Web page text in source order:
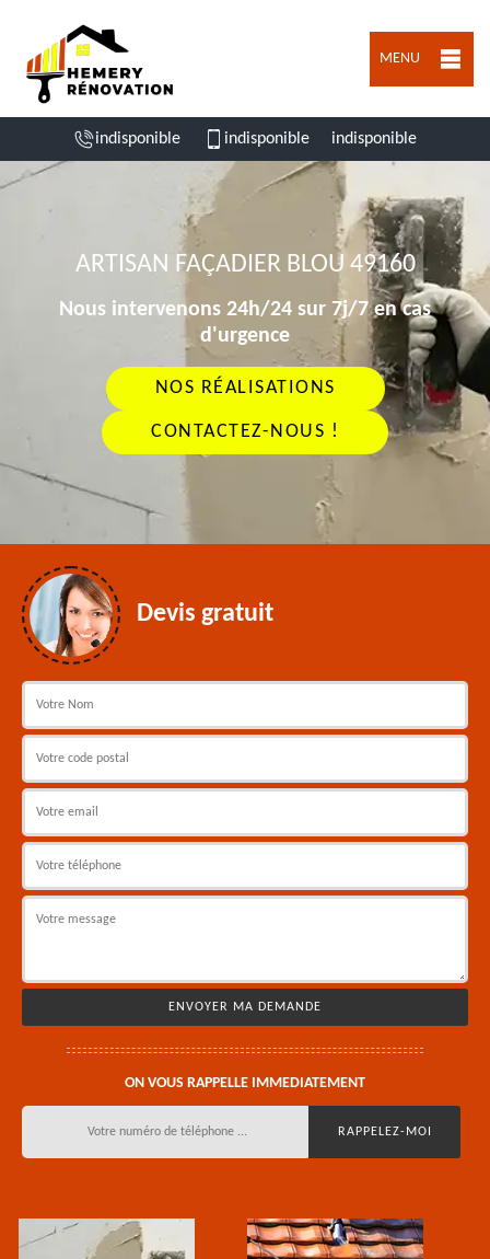
MENU
indisponible indisponible indisponible
ARTISAN FAÇADIER BLOU 49160
Nous intervenons 24h/24 sur 7j/7 en cas
d'urgence
NOS RÉALISATIONS
CONTACTEZ-NOUS !
Devis gratuit
ON VOUS RAPPELLE IMMEDIATEMENT